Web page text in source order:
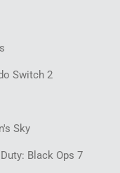
Switch 2
Sky
Black Ops 7